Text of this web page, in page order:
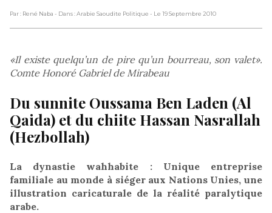
Par : René Naba - Dans : Arabie Saoudite Politique - Le 19 Septembre 2010
«Il existe quelqu’un de pire qu’un bourreau, son valet».
Comte Honoré Gabriel de Mirabeau
Du sunnite Oussama Ben Laden (Al
Qaida) et du chiite Hassan Nasrallah
(Hezbollah)
La dynastie wahhabite : Unique entreprise
familiale au monde à siéger aux Nations Unies, une
illustration caricaturale de la réalité paralytique
arabe.